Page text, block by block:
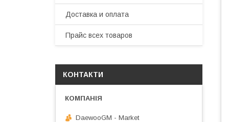
Доставка и оплата
Прайс всех товаров
КОНТАКТИ
DaewooGM - Market